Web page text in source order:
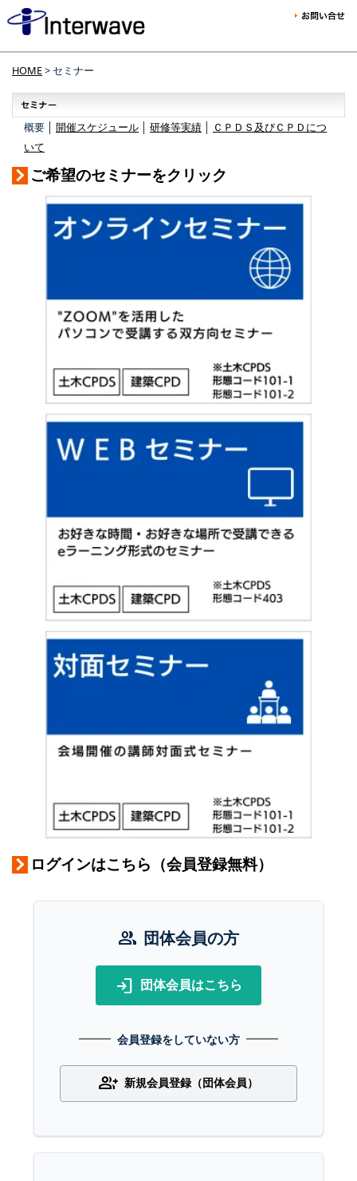
HOME> セミナー
概要 │ 開催スケジュール 研修等実績
ＣＰＤＳ及びＣＰＤにつ
いて
ご希望のセミナーをクリック
ログインはこちら（会員登録無料）
group 団体会員の方
login 団体会員はこちら
会員登録をしていない方
group_add 新規会員登録（団体会員）